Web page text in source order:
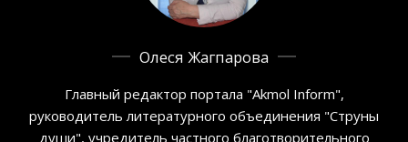
Олеся Жагпарова
Главный редактор портала "Akmol Inform",
руководитель литературного объединения "Струны
души", учредитель частного благотворительного